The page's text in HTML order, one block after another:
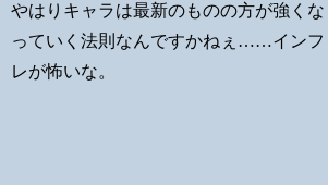
やはりキャラは最新のものの方が強くな
っていく法則なんですかねぇ……インフ
レが怖いな。